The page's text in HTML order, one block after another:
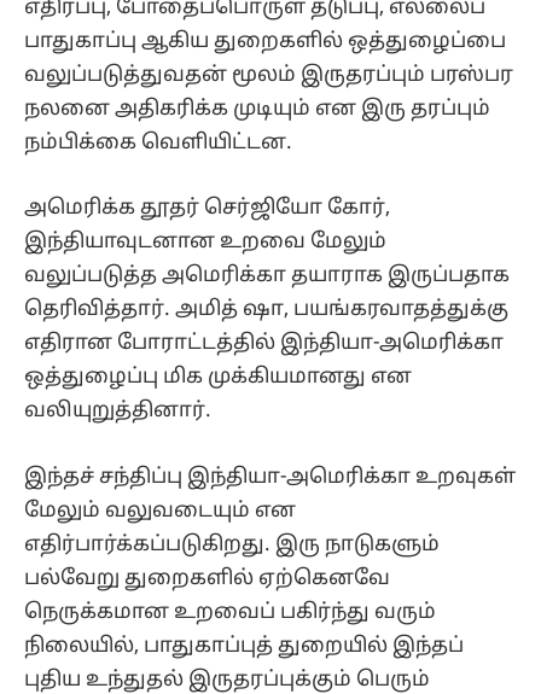
எதிர்ப்பு, போதைப்பொருள் தடுப்பு, எல்லைப்
பாதுகாப்பு ஆகிய துறைகளில் ஒத்துழைப்பை
வலுப்படுத்துவதன் மூலம் இருதரப்பும் பரஸ்பர
நலனை அதிகரிக்க முடியும் என இரு தரப்பும்
நம்பிக்கை வெளியிட்டன.
அமெரிக்க தூதர் செர்ஜியோ கோர்,
இந்தியாவுடனான உறவை மேலும்
வலுப்படுத்த அமெரிக்கா தயாராக இருப்பதாக
தெரிவித்தார். அமித் ஷா, பயங்கரவாதத்துக்கு
எதிரான போராட்டத்தில் இந்தியா-அமெரிக்கா
ஒத்துழைப்பு மிக முக்கியமானது என
வலியுறுத்தினார்.
இந்தச் சந்திப்பு இந்தியா-அமெரிக்கா உறவுகள்
மேலும் வலுவடையும் என
எதிர்பார்க்கப்படுகிறது. இரு நாடுகளும்
பல்வேறு துறைகளில் ஏற்கெனவே
நெருக்கமான உறவைப் பகிர்ந்து வரும்
நிலையில், பாதுகாப்புத் துறையில் இந்தப்
புதிய உந்துதல் இருதரப்புக்கும் பெரும்